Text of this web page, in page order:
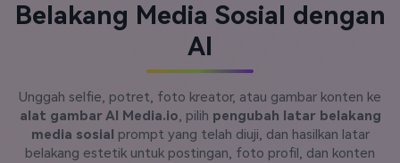
Belakang Media Sosial dengan
AI
Unggah selfie, potret, foto kreator, atau gambar konten ke
alat gambar AI Media.io, pilih pengubah latar belakang
media sosial prompt yang telah diuji, dan hasilkan latar
belakang estetik untuk postingan, foto profil, dan konten